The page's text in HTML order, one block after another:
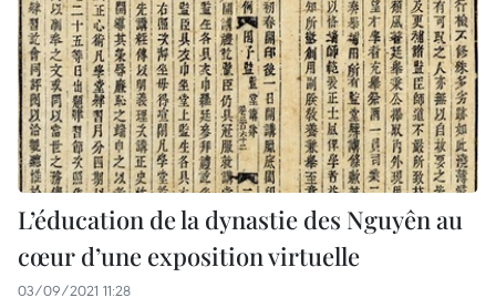
L’éducation de la dynastie des Nguyên au
cœur d’une exposition virtuelle
03/09/2021 11:28